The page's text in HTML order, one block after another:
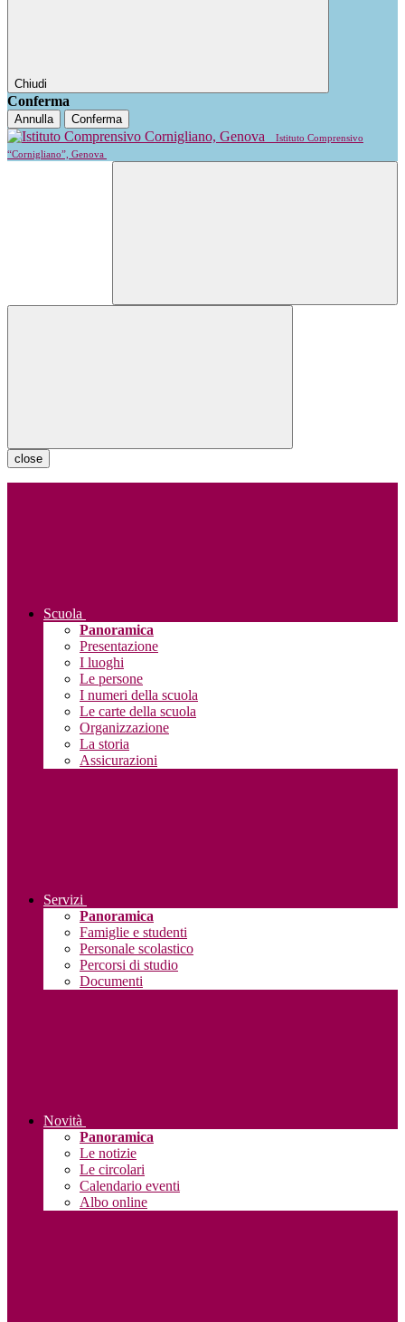
Chiudi
Conferma
Annulla Conferma
Istituto Comprensivo
“Cornigliano”, Genova
close
Scuola
Panoramica
Presentazione
I luoghi
Le persone
I numeri della scuola
Le carte della scuola
Organizzazione
La storia
Assicurazioni
Servizi
Panoramica
Famiglie e studenti
Personale scolastico
Percorsi di studio
Documenti
Novità
Panoramica
Le notizie
Le circolari
Calendario eventi
Albo online